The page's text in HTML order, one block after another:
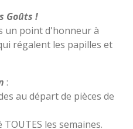
Goûts !
un point d'honneur à
régalent les papilles et
:
au départ de pièces de
les semaines.